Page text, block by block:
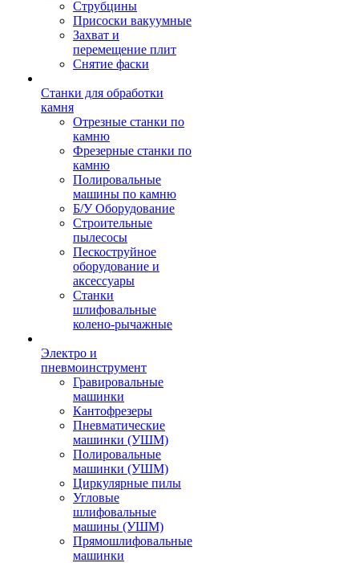
Струбцины
Присоски вакуумные
Захват и
перемещение плит
Снятие фаски
Станки для обработки
камня
Отрезные станки по
камню
Фрезерные станки по
камню
Полировальные
машины по камню
Б/У Оборудование
Строительные
пылесосы
Пескоструйное
оборудование и
аксессуары
Станки
шлифовальные
колено-рычажные
Электро и
пневмоинструмент
Гравировальные
машинки
Кантофрезеры
Пневматические
машинки (УШМ)
Полировальные
машинки (УШМ)
Циркулярные пилы
Угловые
шлифовальные
машины (УШМ)
Прямошлифовальные
машинки